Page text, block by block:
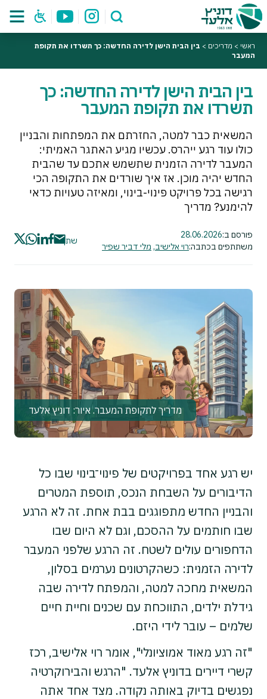
ראשי > מדריכים > בין הבית הישן לדירה החדשה: כך תשרדו את תקופת
המעבר
בין הבית הישן לדירה החדשה: כך
תשרדו את תקופת המעבר
המשאית כבר למטה, החזרתם את המפתחות והבניין
כולו עוד רגע ייהרס. עכשיו מגיע האתגר האמיתי:
המעבר לדירה הזמנית שתשמש אתכם עד שהבית
החדש יהיה מוכן. אז איך שורדים את התקופה הכי
רגישה בכל פרויקט פינוי-בינוי, ומאיזה טעויות כדאי
להימנע? מדריך
פורסם ב:28.06.2026
משתתפים בכתבה:רוי אלישיב, מלי דביר שפיר
שתף
מדריך לתקופת המעבר. איור: דוניץ אלעד
יש רגע אחד בפרויקטים של פינוי־בינוי שבו כל
הדיבורים על השבחת הנכס, תוספת המטרים
והבניין החדש מתפוגגים בבת אחת. זה לא הרגע
שבו חותמים על ההסכם, וגם לא היום שבו
הדחפורים עולים לשטח. זה הרגע שלפני המעבר
לדירה הזמנית: כשהקרטונים נערמים בסלון,
המשאית מחכה למטה, והמפתח לדירה שבה
גידלת ילדים, התווכחת עם שכנים וחיית חיים
שלמים – עובר לידי היזם.
"זה רגע מאוד אמוציונלי", אומר רוי אלישיב, רכז
קשרי דיירים בדוניץ אלעד. "הרגש והבירוקרטיה
נפגשים בדיוק באותה נקודה. מצד אחד אתה